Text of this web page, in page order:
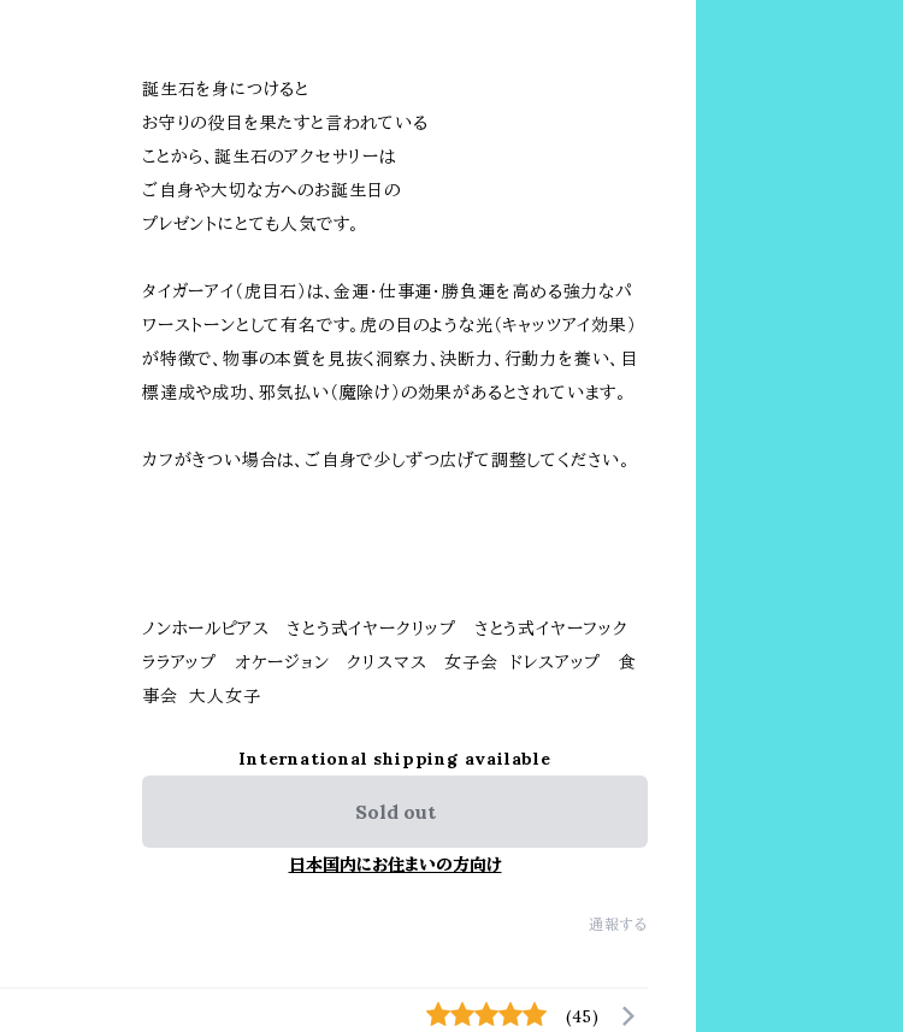
誕生石を身につけると
お守りの役目を果たすと言われている
ことから、誕生石のアクセサリーは
ご自身や大切な方へのお誕生日の
プレゼントにとても人気です。
タイガーアイ（虎目石）は、金運・仕事運・勝負運を高める強力なパ
ワーストーンとして有名です。虎の目のような光（キャッツアイ効果）
が特徴で、物事の本質を見抜く洞察力、決断力、行動力を養い、目
標達成や成功、邪気払い（魔除け）の効果があるとされています。
カフがきつい場合は、ご自身で少しずつ広げて調整してください。
ノンホールピアス さとう式イヤークリップ さとう式イヤーフック
ララアップ オケージョン クリスマス 女子会 ドレスアップ 食
事会 大人女子
International shipping available
Sold out
日本国内にお住まいの方向け
通報する
(45)